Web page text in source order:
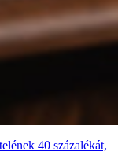
40 százalékát,